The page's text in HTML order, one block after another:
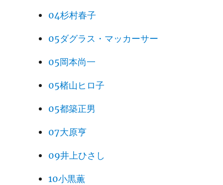
04杉村春子
05ダグラス・マッカーサー
05岡本尚一
05楮山ヒロ子
05都築正男
07大原亨
09井上ひさし
10小黒薫